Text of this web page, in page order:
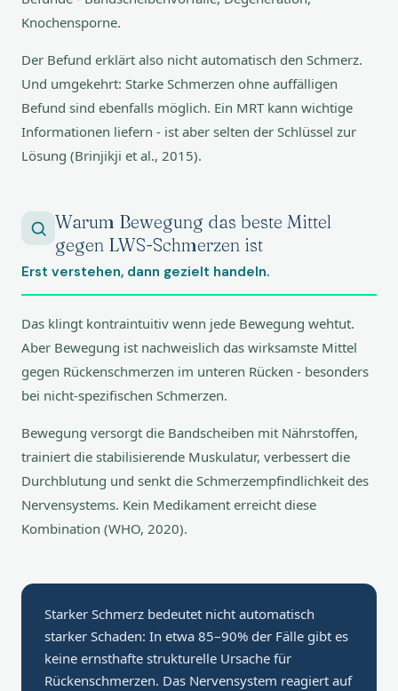
Knochensporne.
Der Befund erklärt also nicht automatisch den Schmerz.
Und umgekehrt: Starke Schmerzen ohne auffälligen
Befund sind ebenfalls möglich. Ein MRT kann wichtige
Informationen liefern - ist aber selten der Schlüssel zur
Lösung (Brinjikji et al., 2015).
Warum Bewegung das beste Mittel
gegen LWS-Schmerzen ist
Erst verstehen, dann gezielt handeln.
Das klingt kontraintuitiv wenn jede Bewegung wehtut.
Aber Bewegung ist nachweislich das wirksamste Mittel
gegen Rückenschmerzen im unteren Rücken - besonders
bei nicht-spezifischen Schmerzen.
Bewegung versorgt die Bandscheiben mit Nährstoffen,
trainiert die stabilisierende Muskulatur, verbessert die
Durchblutung und senkt die Schmerzempfindlichkeit des
Nervensystems. Kein Medikament erreicht diese
Kombination (WHO, 2020).
Starker Schmerz bedeutet nicht automatisch
starker Schaden: In etwa 85–90% der Fälle gibt es
keine ernsthafte strukturelle Ursache für
Rückenschmerzen. Das Nervensystem reagiert auf